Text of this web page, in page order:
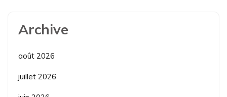
Archive
août 2026
juillet 2026